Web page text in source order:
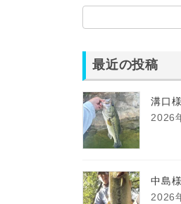
最近の投稿
溝口
2026
中島
2026